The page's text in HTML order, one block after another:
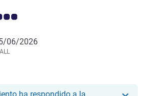
de Avis 5.0/5
06/2026